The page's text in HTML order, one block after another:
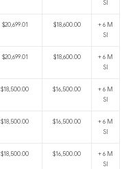
SI
$20,699.01 $18,600.00
+ 6 M
SI
$20,699.01 $18,600.00
+ 6 M
SI
$18,500.00 $16,500.00
+ 6 M
SI
$18,500.00 $16,500.00
+ 6 M
SI
$18,500.00 $16,500.00
+ 6 M
SI